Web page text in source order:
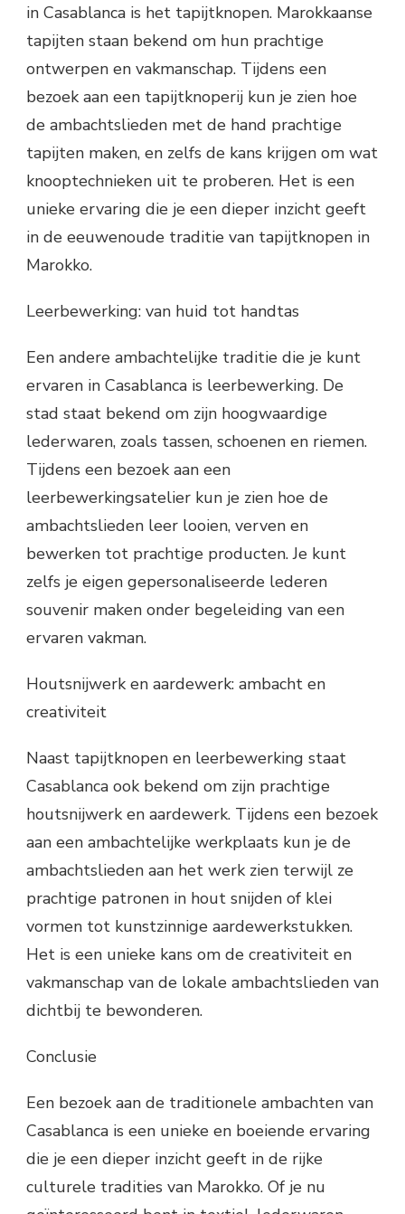
in Casablanca is het tapijtknopen. Marokkaanse
tapijten staan bekend om hun prachtige
ontwerpen en vakmanschap. Tijdens een
bezoek aan een tapijtknoperij kun je zien hoe
de ambachtslieden met de hand prachtige
tapijten maken, en zelfs de kans krijgen om wat
knooptechnieken uit te proberen. Het is een
unieke ervaring die je een dieper inzicht geeft
in de eeuwenoude traditie van tapijtknopen in
Marokko.
Leerbewerking: van huid tot handtas
Een andere ambachtelijke traditie die je kunt
ervaren in Casablanca is leerbewerking. De
stad staat bekend om zijn hoogwaardige
lederwaren, zoals tassen, schoenen en riemen.
Tijdens een bezoek aan een
leerbewerkingsatelier kun je zien hoe de
ambachtslieden leer looien, verven en
bewerken tot prachtige producten. Je kunt
zelfs je eigen gepersonaliseerde lederen
souvenir maken onder begeleiding van een
ervaren vakman.
Houtsnijwerk en aardewerk: ambacht en
creativiteit
Naast tapijtknopen en leerbewerking staat
Casablanca ook bekend om zijn prachtige
houtsnijwerk en aardewerk. Tijdens een bezoek
aan een ambachtelijke werkplaats kun je de
ambachtslieden aan het werk zien terwijl ze
prachtige patronen in hout snijden of klei
vormen tot kunstzinnige aardewerkstukken.
Het is een unieke kans om de creativiteit en
vakmanschap van de lokale ambachtslieden van
dichtbij te bewonderen.
Conclusie
Een bezoek aan de traditionele ambachten van
Casablanca is een unieke en boeiende ervaring
die je een dieper inzicht geeft in de rijke
culturele tradities van Marokko. Of je nu